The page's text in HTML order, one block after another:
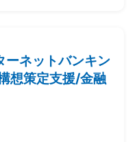
ーネットバンキン
想策定支援/金融